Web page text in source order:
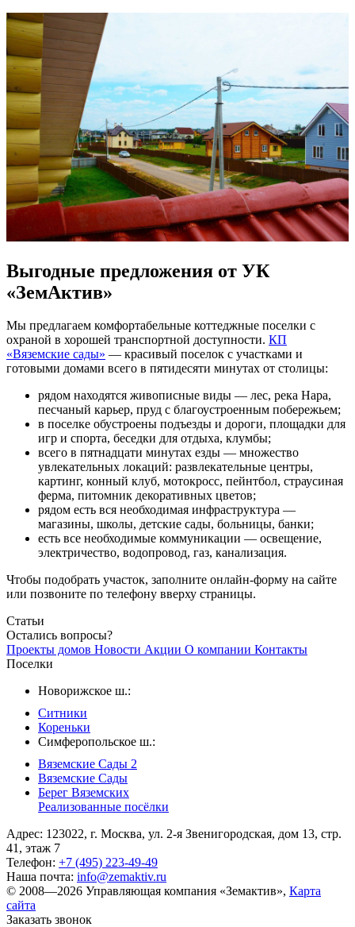
Выгодные предложения от УК
«ЗемАктив»
Мы предлагаем комфортабельные коттеджные поселки с
охраной в хорошей транспортной доступности. КП
«Вяземские сады» — красивый поселок с участками и
готовыми домами всего в пятидесяти минутах от столицы:
рядом находятся живописные виды — лес, река Нара,
песчаный карьер, пруд с благоустроенным побережьем;
в поселке обустроены подъезды и дороги, площадки для
игр и спорта, беседки для отдыха, клумбы;
всего в пятнадцати минутах езды — множество
увлекательных локаций: развлекательные центры,
картинг, конный клуб, мотокросс, пейнтбол, страусиная
ферма, питомник декоративных цветов;
рядом есть вся необходимая инфраструктура —
магазины, школы, детские сады, больницы, банки;
есть все необходимые коммуникации — освещение,
электричество, водопровод, газ, канализация.
Чтобы подобрать участок, заполните онлайн-форму на сайте
или позвоните по телефону вверху страницы.
Статьи
Остались вопросы?
Проекты домов Новости Акции О компании Контакты
Поселки
Новорижское ш.:
Ситники
Кореньки
Симферопольское ш.:
Вяземские Сады 2
Вяземские Сады
Берег Вяземскиx
Реализованные посёлки
Адрес: 123022, г. Москва, ул. 2-я Звенигородская, дом 13, стр.
41, этаж 7
Телефон: +7 (495) 223-49-49
Наша почта: info@zemaktiv.ru
© 2008—2026 Управляющая компания «Земактив», Карта
сайта
Заказать звонок